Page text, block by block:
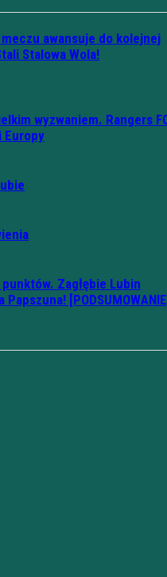
awansuje do kolejnej
Stalowa Wola!
wyzwaniem. Rangers
Europy
Zagłębie Lubin